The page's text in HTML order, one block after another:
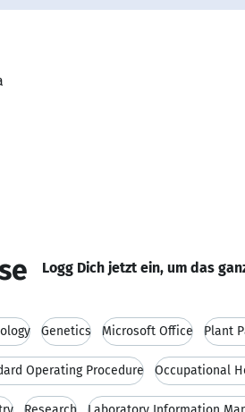
Logg Dich jetzt ein, um das
Genetics Microsoft Office Plant
Operating Procedure Occupational